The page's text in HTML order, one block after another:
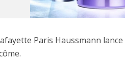
Paris Haussmann